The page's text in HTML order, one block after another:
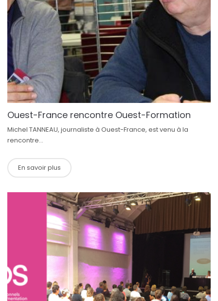
Ouest-France rencontre Ouest-Formation
Michel TANNEAU, journaliste à Ouest-France, est venu à la
rencontre...
En savoir plus